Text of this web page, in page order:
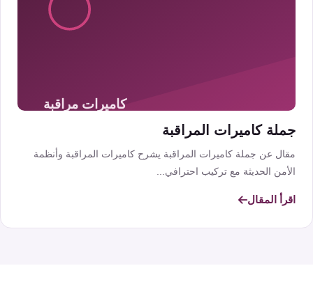
جملة كاميرات المراقبة
مقال عن جملة كاميرات المراقبة يشرح كاميرات المراقبة وأنظمة
الأمن الحديثة مع تركيب احترافي...
اقرأ المقال